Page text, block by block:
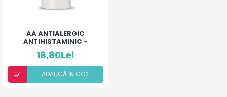
AA ANTIALERGIC
ANTIHISTAMINIC -
PUDRĂ PENTRU COPII ȘI
ADULȚI
18,80Lei
ADAUGÃ ÎN COȘ